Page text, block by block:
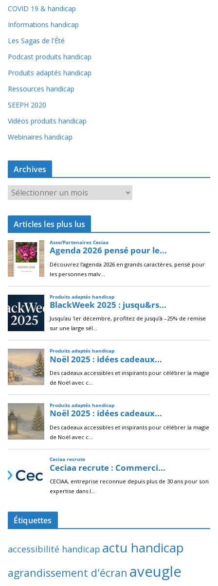
COVID 19 & handicap
Informations handicap
Les Sagas de l'Été
Podcast produits handicap
Produits adaptés handicap
Ressources handicap
SEEPH 2020
Vidéos produits handicap
Webinaires handicap
Archives
r
c
i
v
e
s
Articles les plus lus
Étiquettes
accessibilité handicap actu handicap
agrandissement d'écran aveugle